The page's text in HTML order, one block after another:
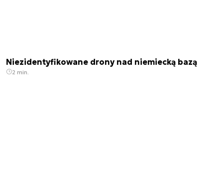
Niezidentyfikowane drony nad niemiecką bazą
2 min.